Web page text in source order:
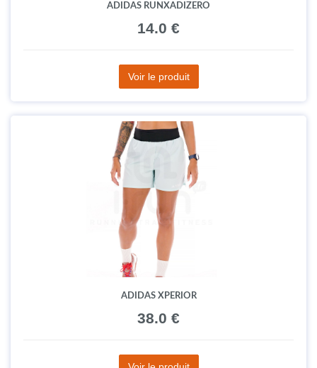
ADIDAS RUNXADIZERO
14.0 €
Voir le produit
ADIDAS XPERIOR
38.0 €